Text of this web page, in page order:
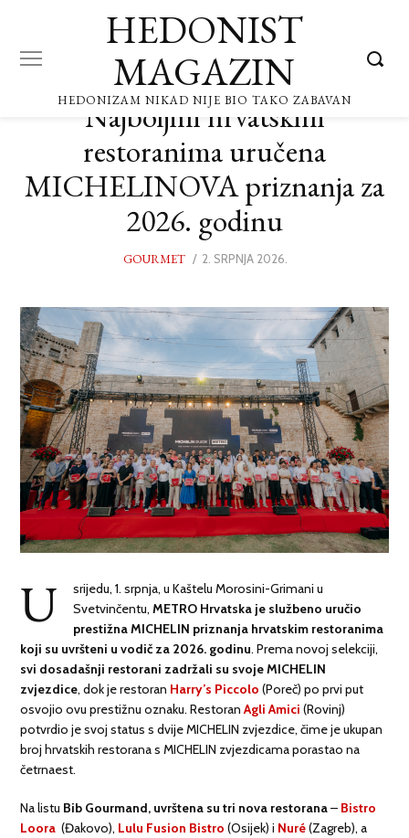
HEDONIST
MAGAZIN
HEDONIZAM NIKAD NIJE BIO TAKO ZABAVAN
Najboljim hrvatskim
restoranima uručena
MICHELINOVA priznanja za
2026. godinu
GOURMET
POSTED
2. SRPNJA 2026.
U
srijedu, 1. srpnja, u Kaštelu Morosini-Grimani u
Svetvinčentu,METRO Hrvatska je službeno uručio
prestižna MICHELIN priznanja hrvatskim restoranima
koji su uvršteni u vodič za 2026. godinu. Prema novoj selekciji,
svi dosadašnji restorani zadržali su svoje MICHELIN
zvjezdice, dok je restoran Harry’s Piccolo (Poreč) po prvi put
osvojio ovu prestižnu oznaku. RestoranAgli Amici (Rovinj)
potvrdio je svoj status s dvije MICHELIN zvjezdice, čime je ukupan
broj hrvatskih restorana s MICHELIN zvjezdicama porastao na
četrnaest.
Na listu Bib Gourmand, uvrštena su tri nova restorana– Bistro
Loora (Đakovo), Lulu Fusion Bistro (Osijek) i Nuré(Zagreb), a